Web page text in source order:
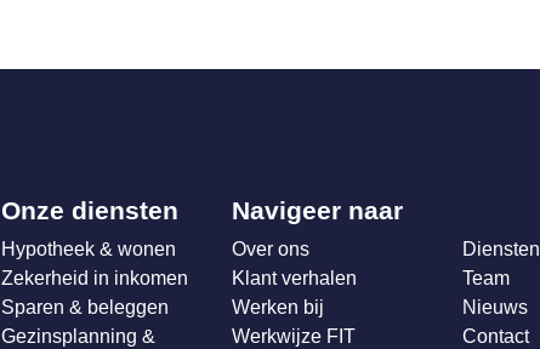
Onze diensten
Hypotheek & wonen
Zekerheid in inkomen
Sparen & beleggen
Gezinsplanning &
Navigeer naar
Over ons
Klant verhalen
Werken bij
Werkwijze FIT
Diensten
Team
Nieuws
Contact